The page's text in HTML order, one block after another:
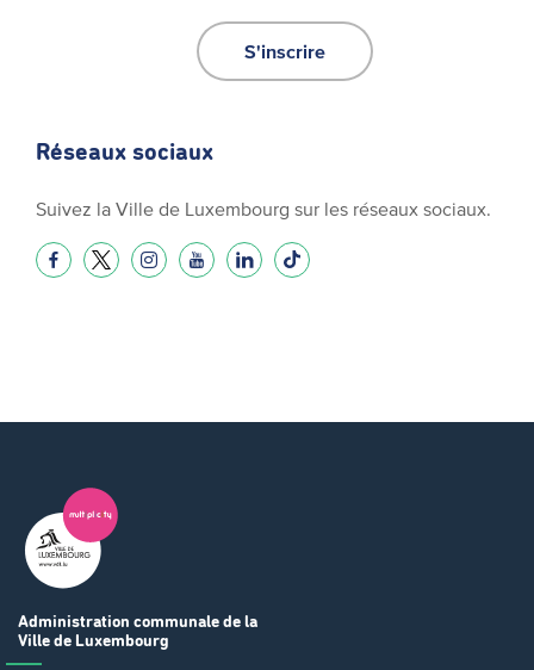
S'inscrire
Réseaux sociaux
Suivez la Ville de Luxembourg sur les réseaux sociaux.
Administration communale de la
Ville de Luxembourg